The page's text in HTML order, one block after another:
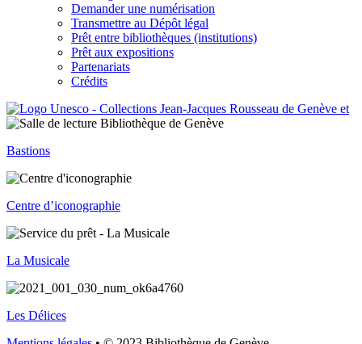
Demander une numérisation
Transmettre au Dépôt légal
Prêt entre bibliothèques (institutions)
Prêt aux expositions
Partenariats
Crédits
Bastions
Centre d’iconographie
La Musicale
Les Délices